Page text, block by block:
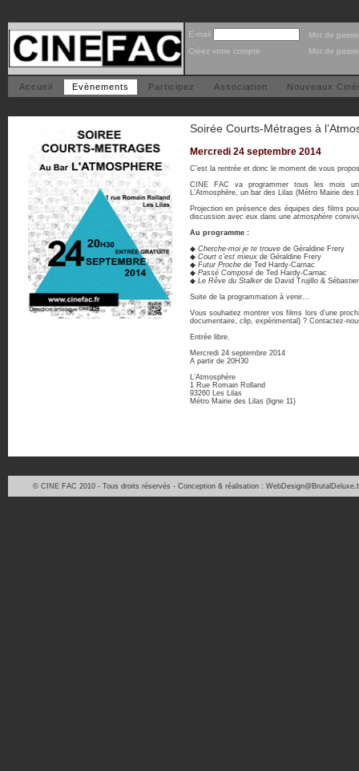
E-mail
Mot de passe
Créez votre compte
Mot de
Accueil Evènements Participez Association Nouveaux
Soirée Courts-Métrages à
Mercredi 24 septembre 2014
C’est la rentrée et donc le moment de vous
CINE FAC va programmer tous les mois
L’Atmosphère, un bar des Lilas (Métro Mairie des
Projection en présence des équipes des films
discussion avec eux dans une atmosphère
Au programme :
◆ Cherche-moi je te trouve de Géraldine Frery
◆ Court c’est mieux de Géraldine Frery
◆ Futur Proche de Ted Hardy-Carnac
◆ Passé Composé de Ted Hardy-Carnac
◆ Le Rêve du Stalker de David Trujillo &
Suite de la programmation à venir...
Vous souhaitez montrer vos films lors d’une
documentaire, clip, expérimental) ? Contactez-
Entrée libre.
Mercredi 24 septembre 2014
A partir de 20H30
L’Atmosphère
1 Rue Romain Rolland
93260 Les Lilas
Métro Mairie des Lilas (ligne 11)
© CINE FAC 2010 - Tous droits réservés - Conception & réalisation :